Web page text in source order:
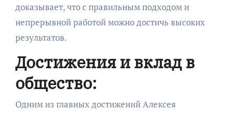
доказывает, что с правильным подходом и
непрерывной работой можно достичь высоких
результатов.
Достижения и вклад в
общество:
Одним из главных достижений Алексея